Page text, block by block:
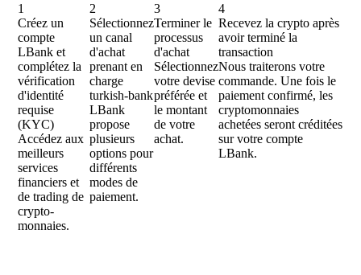
1
Créez un
compte
LBank et
complétez la
vérification
d'identité
requise
(KYC)
Accédez aux
meilleurs
services
financiers et
de trading de
crypto-
monnaies.
2
Sélectionnez
un canal
d'achat
prenant en
charge
turkish-bank
LBank
propose
plusieurs
options pour
différents
modes de
paiement.
3
Terminer le
processus
d'achat
Sélectionnez
votre devise
préférée et
le montant
de votre
achat.
4
Recevez la crypto après
avoir terminé la
transaction
Nous traiterons votre
commande. Une fois le
paiement confirmé, les
cryptomonnaies
achetées seront créditées
sur votre compte
LBank.